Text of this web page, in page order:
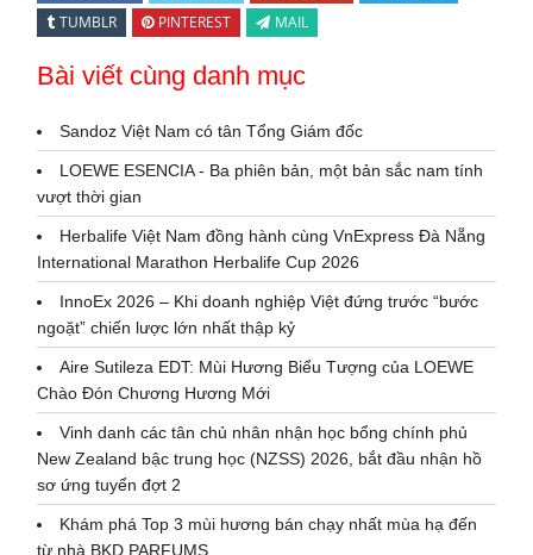
TUMBLR
PINTEREST MAIL
Bài viết cùng danh mục
Sandoz Việt Nam có tân Tổng Giám đốc
LOEWE ESENCIA - Ba phiên bản, một bản sắc nam tính
vượt thời gian
Herbalife Việt Nam đồng hành cùng VnExpress Đà Nẵng
International Marathon Herbalife Cup 2026
InnoEx 2026 – Khi doanh nghiệp Việt đứng trước “bước
ngoặt” chiến lược lớn nhất thập kỷ
Aire Sutileza EDT: Mùi Hương Biểu Tượng của LOEWE
Chào Đón Chương Hương Mới
Vinh danh các tân chủ nhân nhận học bổng chính phủ
New Zealand bậc trung học (NZSS) 2026, bắt đầu nhận hồ
sơ ứng tuyển đợt 2
Khám phá Top 3 mùi hương bán chạy nhất mùa hạ đến
từ nhà BKD PARFUMS